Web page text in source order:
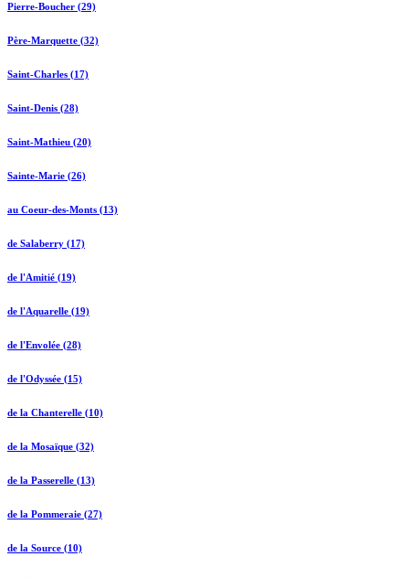
Pierre-Boucher (29)
Père-Marquette (32)
Saint-Charles (17)
Saint-Denis (28)
Saint-Mathieu (20)
Sainte-Marie (26)
au Coeur-des-Monts (13)
de Salaberry (17)
de l'Amitié (19)
de l'Aquarelle (19)
de l'Envolée (28)
de l'Odyssée (15)
de la Chanterelle (10)
de la Mosaïque (32)
de la Passerelle (13)
de la Pommeraie (27)
de la Source (10)